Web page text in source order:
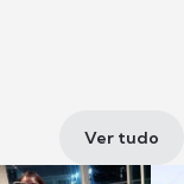
Ver tudo